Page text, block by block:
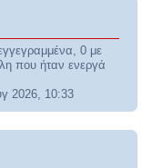
0 με
που ήταν ενεργά
2026, 10:33